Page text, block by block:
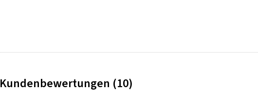
Kundenbewertungen (10)